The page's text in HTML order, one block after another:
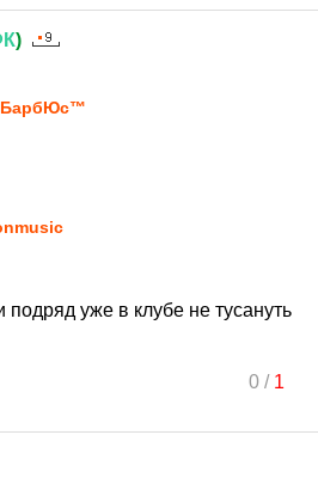
)
БарбЮс™
подряд уже в клубе не тусануть
0/ 1